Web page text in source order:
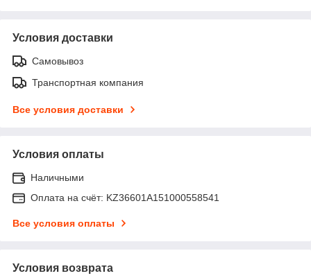
Условия доставки
Самовывоз
Транспортная компания
Все условия доставки
Условия оплаты
Наличными
Оплата на счёт: KZ36601A151000558541
Все условия оплаты
Условия возврата